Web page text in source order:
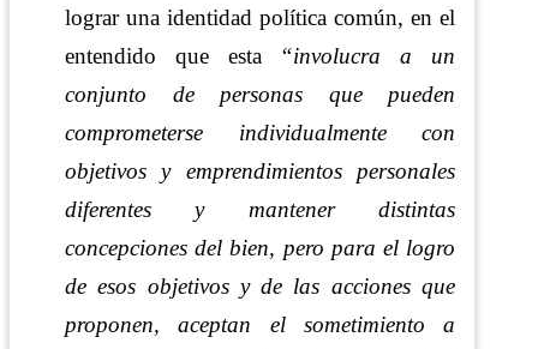
lograr una identidad política común, en el
entendido que esta “involucra a un
conjunto de personas que pueden
comprometerse individualmente con
objetivos y emprendimientos personales
diferentes y mantener distintas
concepciones del bien, pero para el logro
de esos objetivos y de las acciones que
proponen, aceptan el sometimiento a